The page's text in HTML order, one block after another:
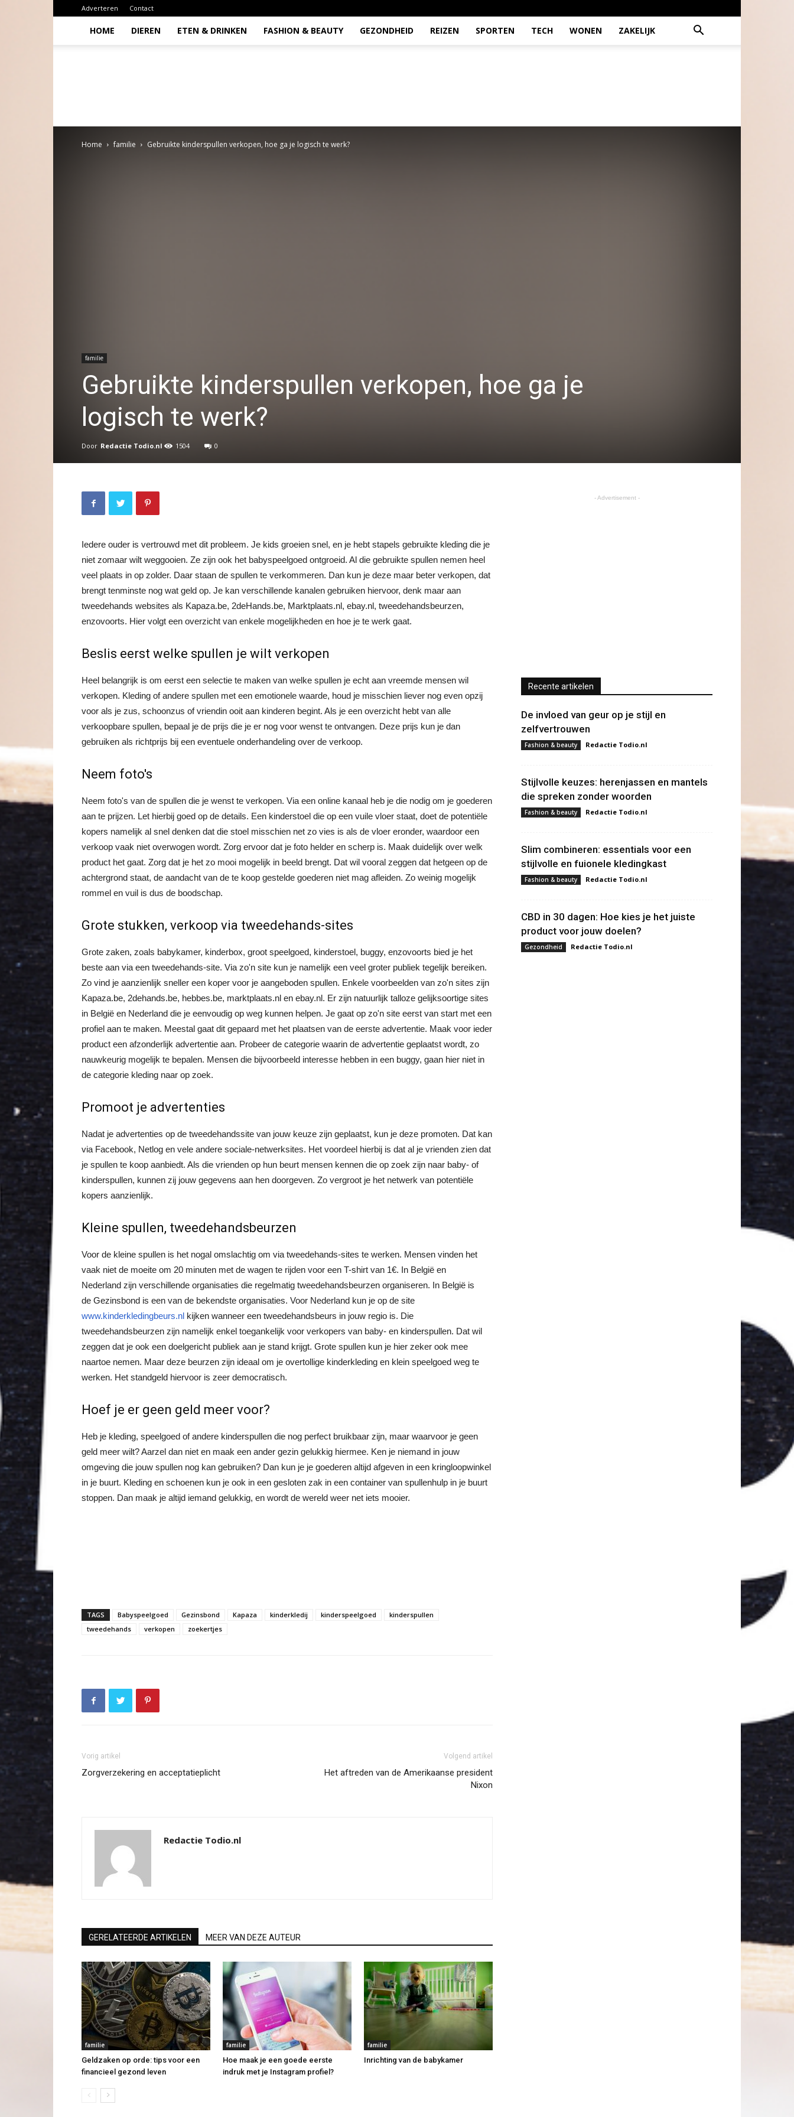
Adverteren Contact
HOME DIEREN ETEN & DRINKEN FASHION & BEAUTY GEZONDHEID REIZEN SPORTEN TECH WONEN ZAKELIJK
Home familie Gebruikte kinderspullen verkopen, hoe ga je logisch te werk?
familie
Gebruikte kinderspullen verkopen, hoe ga je
logisch te werk?
Door Redactie Todio.nl 1504 0
Iedere ouder is vertrouwd met dit probleem. Je kids groeien snel, en je hebt stapels gebruikte kleding die je
niet zomaar wilt weggooien. Ze zijn ook het babyspeelgoed ontgroeid. Al die gebruikte spullen nemen heel
veel plaats in op zolder. Daar staan de spullen te verkommeren. Dan kun je deze maar beter verkopen, dat
brengt tenminste nog wat geld op. Je kan verschillende kanalen gebruiken hiervoor, denk maar aan
tweedehands websites als Kapaza.be, 2deHands.be, Marktplaats.nl, ebay.nl, tweedehandsbeurzen,
enzovoorts. Hier volgt een overzicht van enkele mogelijkheden en hoe je te werk gaat.
Beslis eerst welke spullen je wilt verkopen
Heel belangrijk is om eerst een selectie te maken van welke spullen je echt aan vreemde mensen wil
verkopen. Kleding of andere spullen met een emotionele waarde, houd je misschien liever nog even opzij
voor als je zus, schoonzus of vriendin ooit aan kinderen begint. Als je een overzicht hebt van alle
verkoopbare spullen, bepaal je de prijs die je er nog voor wenst te ontvangen. Deze prijs kun je dan
gebruiken als richtprijs bij een eventuele onderhandeling over de verkoop.
Neem foto's
Neem foto's van de spullen die je wenst te verkopen. Via een online kanaal heb je die nodig om je goederen
aan te prijzen. Let hierbij goed op de details. Een kinderstoel die op een vuile vloer staat, doet de potentiële
kopers namelijk al snel denken dat die stoel misschien net zo vies is als de vloer eronder, waardoor een
verkoop vaak niet overwogen wordt. Zorg ervoor dat je foto helder en scherp is. Maak duidelijk over welk
product het gaat. Zorg dat je het zo mooi mogelijk in beeld brengt. Dat wil vooral zeggen dat hetgeen op de
achtergrond staat, de aandacht van de te koop gestelde goederen niet mag afleiden. Zo weinig mogelijk
rommel en vuil is dus de boodschap.
Grote stukken, verkoop via tweedehands-sites
Grote zaken, zoals babykamer, kinderbox, groot speelgoed, kinderstoel, buggy, enzovoorts bied je het
beste aan via een tweedehands-site. Via zo'n site kun je namelijk een veel groter publiek tegelijk bereiken.
Zo vind je aanzienlijk sneller een koper voor je aangeboden spullen. Enkele voorbeelden van zo'n sites zijn
Kapaza.be, 2dehands.be, hebbes.be, marktplaats.nl en ebay.nl. Er zijn natuurlijk talloze gelijksoortige sites
in België en Nederland die je eenvoudig op weg kunnen helpen. Je gaat op zo'n site eerst van start met een
profiel aan te maken. Meestal gaat dit gepaard met het plaatsen van de eerste advertentie. Maak voor ieder
product een afzonderlijk advertentie aan. Probeer de categorie waarin de advertentie geplaatst wordt, zo
nauwkeurig mogelijk te bepalen. Mensen die bijvoorbeeld interesse hebben in een buggy, gaan hier niet in
de categorie kleding naar op zoek.
Promoot je advertenties
Nadat je advertenties op de tweedehandssite van jouw keuze zijn geplaatst, kun je deze promoten. Dat kan
via Facebook, Netlog en vele andere sociale-netwerksites. Het voordeel hierbij is dat al je vrienden zien dat
je spullen te koop aanbiedt. Als die vrienden op hun beurt mensen kennen die op zoek zijn naar baby- of
kinderspullen, kunnen zij jouw gegevens aan hen doorgeven. Zo vergroot je het netwerk van potentiële
kopers aanzienlijk.
Kleine spullen, tweedehandsbeurzen
Voor de kleine spullen is het nogal omslachtig om via tweedehands-sites te werken. Mensen vinden het
vaak niet de moeite om 20 minuten met de wagen te rijden voor een T-shirt van 1€. In België en
Nederland zijn verschillende organisaties die regelmatig tweedehandsbeurzen organiseren. In België is
de Gezinsbond is een van de bekendste organisaties. Voor Nederland kun je op de site
www.kinderkledingbeurs.nl kijken wanneer een tweedehandsbeurs in jouw regio is. Die
tweedehandsbeurzen zijn namelijk enkel toegankelijk voor verkopers van baby- en kinderspullen. Dat wil
zeggen dat je ook een doelgericht publiek aan je stand krijgt. Grote spullen kun je hier zeker ook mee
naartoe nemen. Maar deze beurzen zijn ideaal om je overtollige kinderkleding en klein speelgoed weg te
werken. Het standgeld hiervoor is zeer democratisch.
Hoef je er geen geld meer voor?
Heb je kleding, speelgoed of andere kinderspullen die nog perfect bruikbaar zijn, maar waarvoor je geen
geld meer wilt? Aarzel dan niet en maak een ander gezin gelukkig hiermee. Ken je niemand in jouw
omgeving die jouw spullen nog kan gebruiken? Dan kun je je goederen altijd afgeven in een kringloopwinkel
in je buurt. Kleding en schoenen kun je ook in een gesloten zak in een container van spullenhulp in je buurt
stoppen. Dan maak je altijd iemand gelukkig, en wordt de wereld weer net iets mooier.
TAGS Babyspeelgoed Gezinsbond Kapaza kinderkledij kinderspeelgoed
kinderspullen
tweedehands
verkopen zoekertjes
Vorig artikel
Zorgverzekering en acceptatieplicht
Volgend artikel
Het aftreden van de Amerikaanse president
Nixon
Redactie Todio.nl
GERELATEERDE ARTIKELEN MEER VAN DEZE AUTEUR
familie
Geldzaken op orde: tips voor een
financieel gezond leven
familie
Hoe maak je een goede eerste
indruk met je Instagram profiel?
familie
Inrichting van de babykamer
- Advertisement -
Recente artikelen
De invloed van geur op je stijl en
zelfvertrouwen
Fashion & beauty Redactie Todio.nl
Stijlvolle keuzes: herenjassen en mantels
die spreken zonder woorden
Fashion & beauty Redactie Todio.nl
Slim combineren: essentials voor een
stijlvolle en fuionele kledingkast
Fashion & beauty Redactie Todio.nl
CBD in 30 dagen: Hoe kies je het juiste
product voor jouw doelen?
Gezondheid Redactie Todio.nl